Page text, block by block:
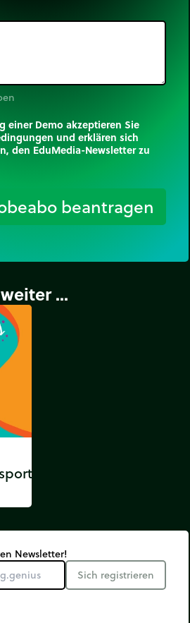
einer Demo akzeptieren Sie
und erklären sich
den EduMedia-Newsletter zu
beantragen
...
Newsletter!
Sich registrieren